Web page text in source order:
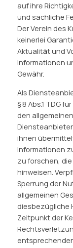
auf ihre
und sachliche
Der Verein des
keinerlei
Aktualität und
Informationen
Gewähr.
Als
§ 8 Abs.1 TDG
den
ihnen
Informationen
zu forschen,
hinweisen.
Sperrung der
allgemeinen
diesbezügliche
Zeitpunkt der